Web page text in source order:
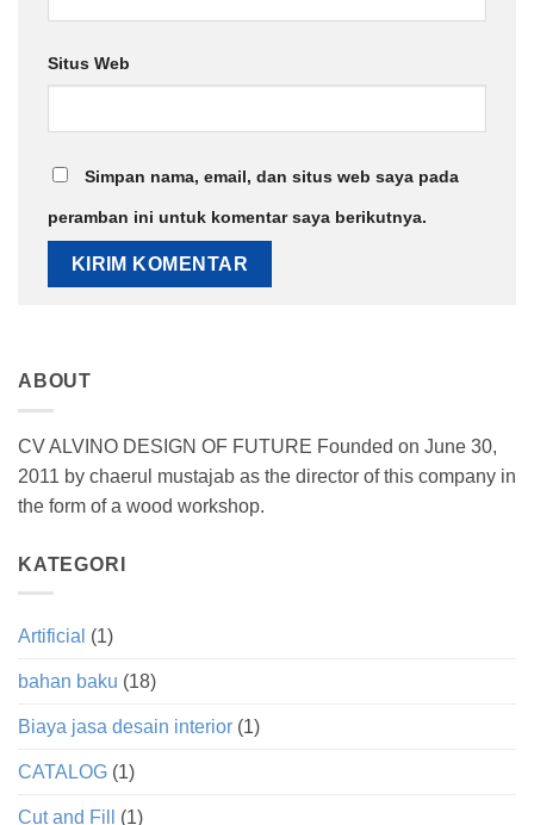
Situs Web
Simpan nama, email, dan situs web saya pada
peramban ini untuk komentar saya berikutnya.
ABOUT
CV ALVINO DESIGN OF FUTURE Founded on June 30,
2011 by chaerul mustajab as the director of this company in
the form of a wood workshop.
KATEGORI
Artificial (1)
bahan baku (18)
Biaya jasa desain interior (1)
CATALOG (1)
Cut and Fill (1)